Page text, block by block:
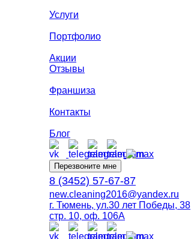
Услуги
Портфолио
Акции
Отзывы
Франшиза
Контакты
Блог
Перезвоните мне
8 (3452) 57-67-87
new.cleaning2016@yandex.ru
г. Тюмень, ул.30 лет Победы, 38
стр. 10, оф. 106А